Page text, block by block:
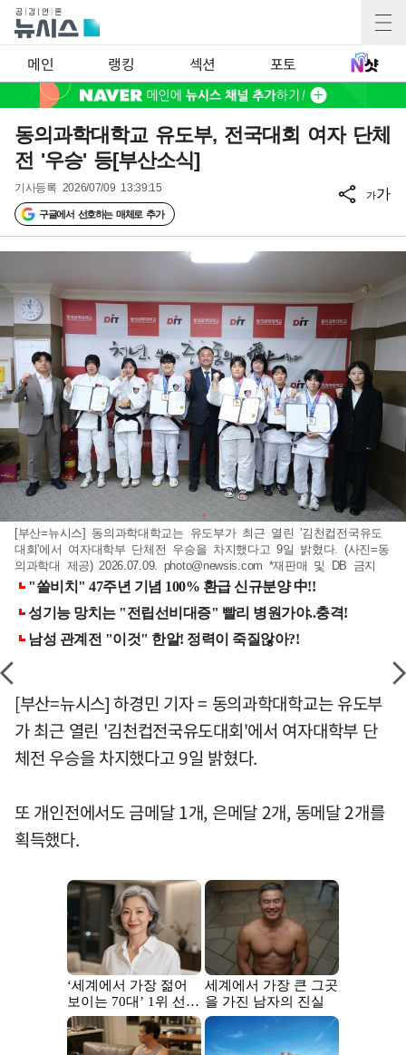
메인 랭킹 섹션 포토
동의과학대학교 유도부, 전국대회 여자 단체
전 '우승' 등[부산소식]
기사등록 2026/07/09 13:39:15
구글에서 선호하는 매체로 추가
가가
[부산=뉴시스] 동의과학대학교는 유도부가 최근 열린 '김천컵전국유도
대회'에서 여자대학부 단체전 우승을 차지했다고 9일 밝혔다. (사진=동
의과학대 제공) 2026.07.09. photo@newsis.com *재판매 및 DB 금지
[부산=뉴시스] 하경민 기자 = 동의과학대학교는 유도부
가 최근 열린 '김천컵전국유도대회'에서 여자대학부 단
체전 우승을 차지했다고 9일 밝혔다.
또 개인전에서도 금메달 1개, 은메달 2개, 동메달 2개를
획득했다.